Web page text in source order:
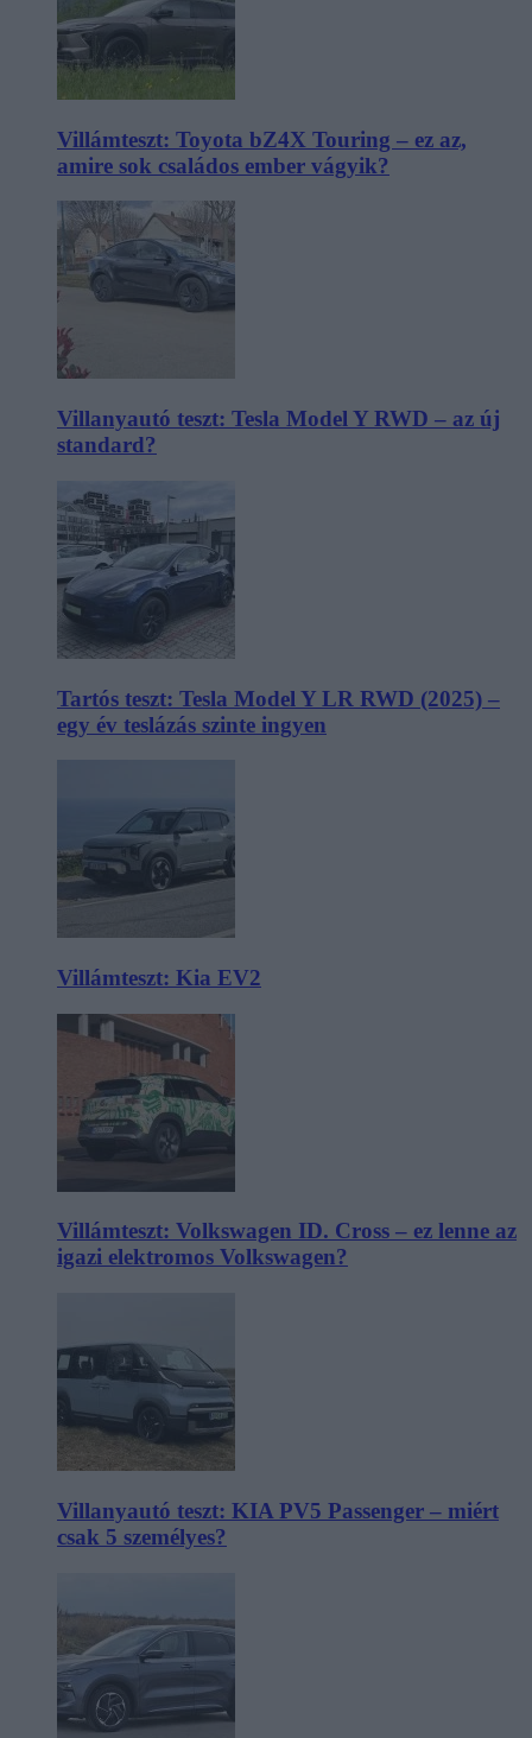
Villámteszt: Toyota bZ4X Touring – ez az,
amire sok családos ember vágyik?
Villanyautó teszt: Tesla Model Y RWD – az új
standard?
Tartós teszt: Tesla Model Y LR RWD (2025) –
egy év teslázás szinte ingyen
Villámteszt: Kia EV2
Villámteszt: Volkswagen ID. Cross – ez lenne az
igazi elektromos Volkswagen?
Villanyautó teszt: KIA PV5 Passenger – miért
csak 5 személyes?